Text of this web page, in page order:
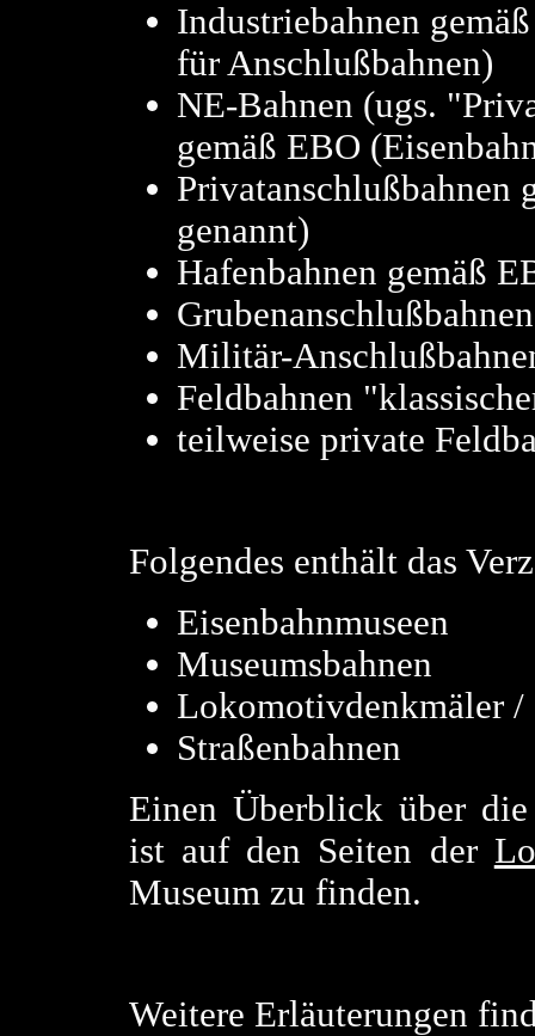
Industriebahnen
für Anschlußbahnen)
NE-Bahnen (ugs.
gemäß EBO
Privatanschlußbahnen
genannt)
Hafenbahnen gemäß
Grubenanschlußbahnen
Militär-
Feldbahnen
teilweise private
Folgendes enthält das
Eisenbahnmuseen
Museumsbahnen
Lokomotivdenkmäler
Straßenbahnen
Einen Überblick über
ist auf den Seiten der
Museum zu finden.
Weitere Erläuterungen